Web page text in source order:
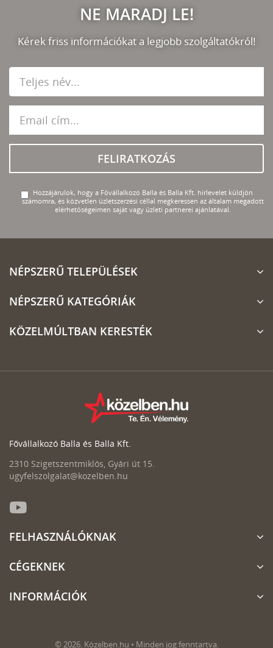
NE MARADJ LE!
Kérek friss információkat a legjobb szolgáltatókról!
FELIRATKOZÁS
Hozzájárulok, hogy a Fővállalkozó Balla és Balla Kft. hírlevelet küldjön
számomra, és közvetlen üzletszerzési céllal megkeressen az általam megadott
elérhetőségeimen saját vagy üzleti partnerei ajánlatával.
NÉPSZERŰ TELEPÜLÉSEK
NÉPSZERŰ KATEGÓRIÁK
KÖZELMÚLTBAN KERESTÉK
Fővállalkozó Balla és Balla Kft.
2310 Szigetszentmiklós, Gyári út 15.
ugyfelszolgalat@kozelben.hu
FELHASZNÁLÓKNAK
CÉGEKNEK
INFORMÁCIÓK
© 2026. Közelben.hu • Minden jog fenntartva.